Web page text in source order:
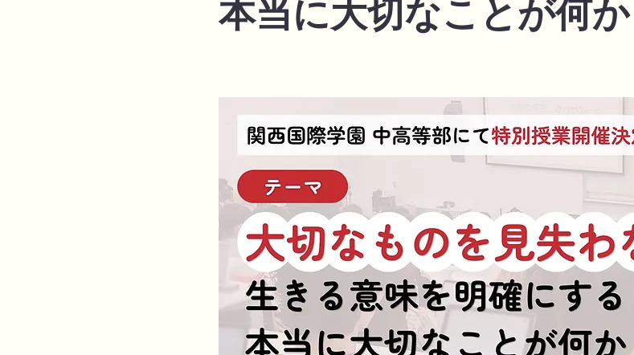
本当に大切なことが何か